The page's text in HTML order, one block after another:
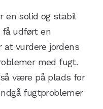
en solid og stabil
få udført en
at vurdere jordens
med fugt.
være på plads for
fugtproblemer